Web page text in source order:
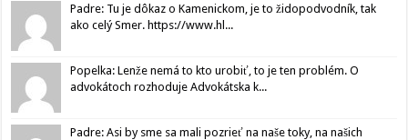
Padre: Tu je dôkaz o Kamenickom, je to židopodvodník, tak
ako celý Smer. https://www.hl...
Popelka: Lenže nemá to kto urobiť, to je ten problém. O
advokátoch rozhoduje Advokátska k...
Padre: Asi by sme sa mali pozrieť na naše toky, na našich